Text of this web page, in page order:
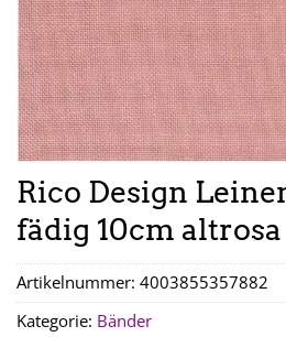
Rico Design
fädig 10cm altrosa
Artikelnummer: 4003855357882
Kategorie: Bänder